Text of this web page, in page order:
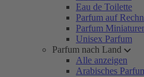
Eau de Toilette
Parfum auf
Parfum
Unisex Parfum
Parfum nach Land
Alle anzeigen
Arabisches